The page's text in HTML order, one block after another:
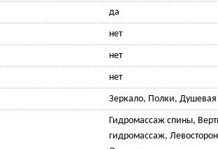
да
нет
нет
нет
Зеркало, Полки,
Гидромассаж спины,
гидромассаж,